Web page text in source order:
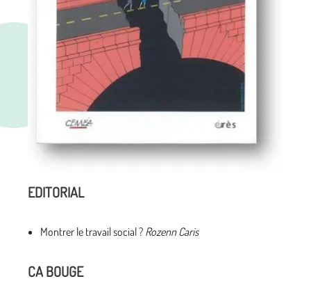
EDITORIAL
Montrer le travail social ? Rozenn Caris
CA BOUGE